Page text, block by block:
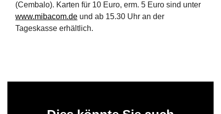
(Cembalo). Karten für 10 Euro, erm. 5 Euro sind unter
www.mibacom.de und ab 15.30 Uhr an der
Tageskasse erhältlich.